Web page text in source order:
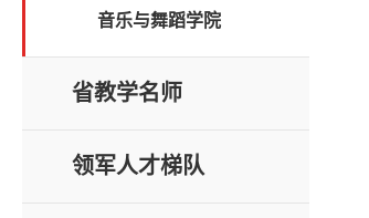
音乐与舞蹈学院
省教学名师
领军人才梯队